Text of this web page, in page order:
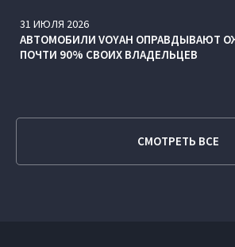
31 ИЮЛЯ 2026
АВТОМОБИЛИ VOYAH ОПРАВДЫВАЮТ
ПОЧТИ 90% СВОИХ ВЛАДЕЛЬЦЕВ
СМОТРЕТЬ ВСЕ